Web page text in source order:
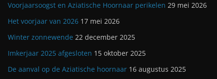
Voorjaarsoogst en Aziatische Hoornaar perikelen 29 mei 2026
Het voorjaar van 2026 17 mei 2026
Winter zonnewende 22 december 2025
Imkerjaar 2025 afgesloten 15 oktober 2025
De aanval op de Aziatische hoornaar 16 augustus 2025